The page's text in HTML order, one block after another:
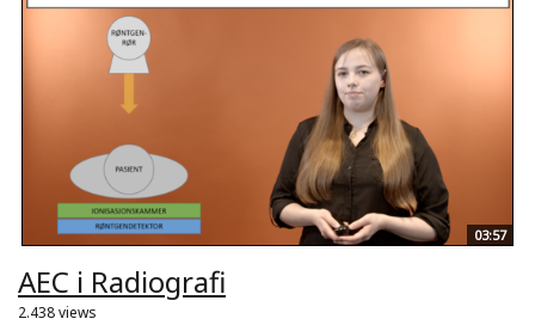
03:57
AEC i Radiografi
2.438 views